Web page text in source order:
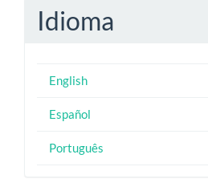
Idioma
English
Español
Português